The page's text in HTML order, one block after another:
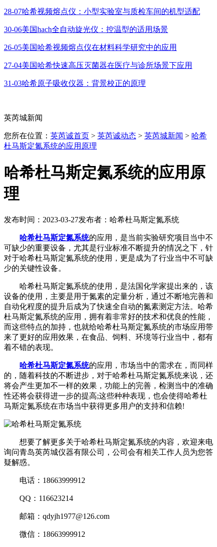
28-07哈希视频熔点仪：小型实验室与质检车间的机型适配
30-06美国hach全自动旋光仪：控温型的适用场景
26-05美国哈希视频熔点仪在材料科学研究中的应用
27-04美国哈希快速高压灭菌器在医疗与诊所场景下应用
31-03哈希原子吸收仪器：背景校正的原理
英芮城新闻
您所在位置： 英芮诚首页 > 英芮诚动态 > 英芮城新闻 > 哈希
杜马斯定氮系统的应用原理
哈希杜马斯定氮系统的应用原
理
发布时间：2023-03-27发布者：哈希杜马斯定氮系统
哈希杜马斯定氮系统的应用，是当前实验研究项目当中不
可缺少的重要设备，尤其是行业标准不断提升的情况之下，针
对于哈希杜马斯定氮系统的使用，更是成为了行业当中不可缺
少的关键性设备。
哈希杜马斯定氮系统的使用，是法国化学家提出来的，该
设备的使用，主要是用于氮素的定量分析，通过不断地完善和
自动化程度的提升后成为了快速全自动的氮素测定方法。哈希
杜马斯定氮系统的应用，拥有着非常好的技术和优良的性能，
而这些特点的加持，也就给哈希杜马斯定氮系统的市场应用带
来了更好的应用效果，在食品、饲料、环境等行业当中，都有
着不错的表现。
哈希杜马斯定氮系统的应用，市场当中的需求在，而同样
的，随着科技的不断进步，对于哈希杜马斯定氮系统来说，还
将会产生更加不一样的效果，功能上的完善，检测当中的准确
性还将会获得进一步的提高;这些种种表现，也会使得哈希杜
马斯定氮系统在市场当中获得更多用户的支持和信赖!
想要了解更多关于哈希杜马斯定氮系统的内容，欢迎来电
询问青岛英芮城仪器有限公司，公司会有相关工作人员为您答
疑解惑。
电话：18663999912
QQ：116623214
邮箱：qdyjh1977@126.com
微信：18663999912